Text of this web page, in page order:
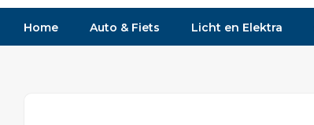
Home Auto & Fiets Licht en Elektra